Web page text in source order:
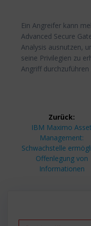
Ein Angreifer kann
Advanced Secure
Analysis ausnutzen,
seine Privilegien zu
Angriff
Zurück:
Vorheriger
Beitrag:
IBM Maximo Asset
Management:
Schwachstelle
Offenlegung von
Informationen